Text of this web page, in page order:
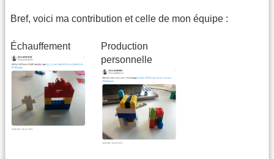
Bref, voici ma contribution et celle de mon équipe :
Échauffement
Production
personnelle